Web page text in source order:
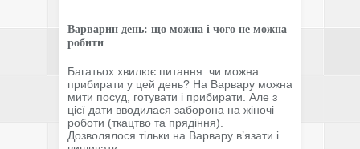
Варварин день: що можна і чого не можна
робити
Багатьох хвилює питання: чи можна
прибирати у цей день? На Варвару можна
мити посуд, готувати і прибирати. Але з
цієї дати вводилася заборона на жіночі
роботи (ткацтво та прядіння).
Дозволялося тільки на Варвару в’язати і